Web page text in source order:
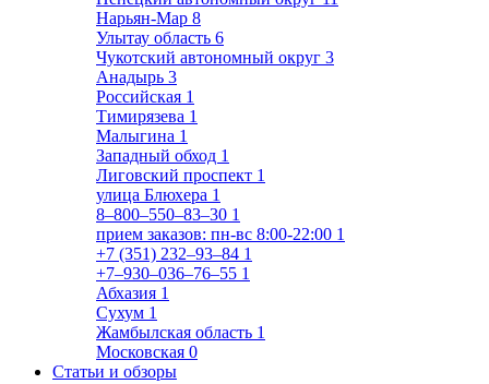
Нарьян-Мар 8
Улытау область 6
Чукотский автономный округ 3
Анадырь 3
Российская 1
Тимирязева 1
Малыгина 1
Западный обход 1
Лиговский проспект 1
улица Блюхера 1
8‒800‒550‒83‒30 1
прием заказов: пн-вс 8:00-22:00 1
+7 (351) 232‒93‒84 1
+7‒930‒036‒76‒55 1
Абхазия 1
Сухум 1
Жамбылская область 1
Московская 0
Статьи и обзоры